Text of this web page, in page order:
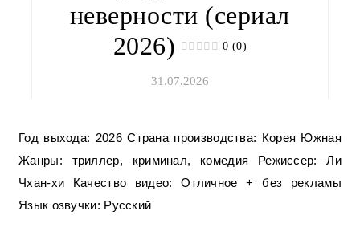
неверности (сериал
2026)
0 (0)
31.07.2026
Год выхода: 2026 Страна производства: Корея Южная
Жанры: триллер, криминал, комедия Режиссер: Ли
Чхан-хи Качество видео: Отличное + без рекламы
Язык озвучки: Русский